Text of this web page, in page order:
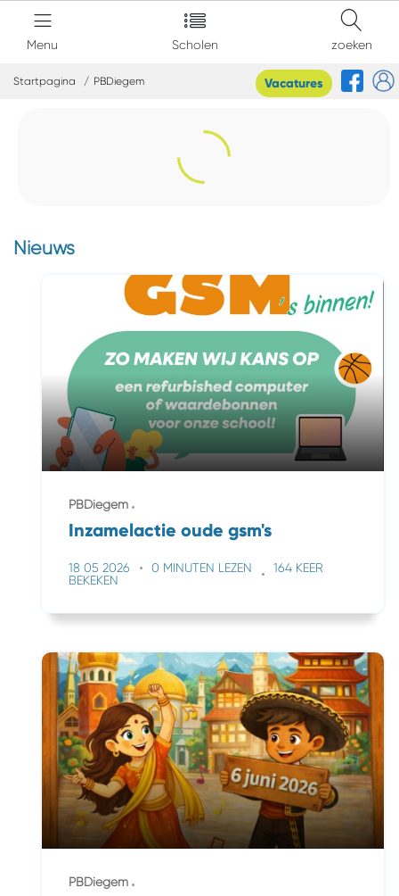
Menu Scholen zoeken
Startpagina PBDiegem Vacatures
Nieuws
PBDiegem
Inzamelactie oude gsm's
18 05 2026 0 MINUTEN LEZEN
164 KEER
BEKEKEN
PBDiegem